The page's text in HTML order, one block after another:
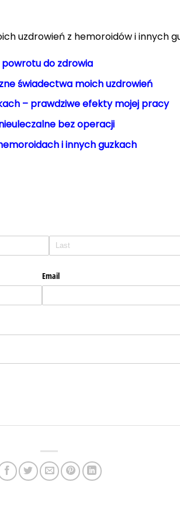
uzdrowień z hemoroidów i innych
powrotu do zdrowia
świadectwa moich uzdrowień
– prawdziwe efekty mojej pracy
bez operacji
i innych guzkach
Email